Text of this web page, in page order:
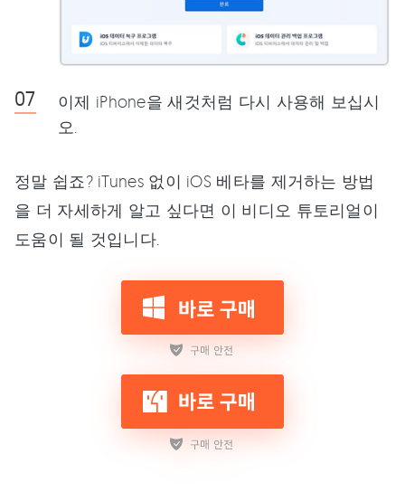
이제 iPhone을 새것처럼 다시 사용해 보십시
오.
정말 쉽죠? iTunes 없이 iOS 베타를 제거하는 방법
을 더 자세하게 알고 싶다면 이 비디오 튜토리얼이
도움이 될 것입니다.